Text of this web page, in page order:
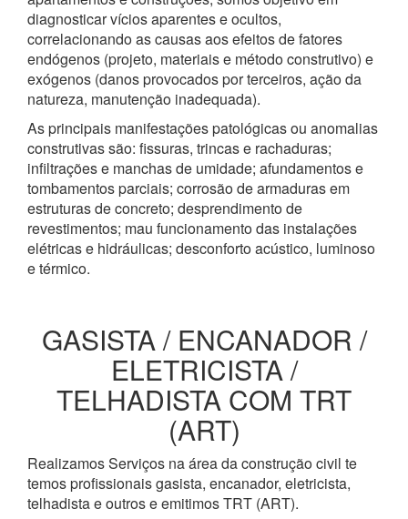
diagnosticar vícios aparentes e ocultos,
correlacionando as causas aos efeitos de fatores
endógenos (projeto, materiais e método construtivo) e
exógenos (danos provocados por terceiros, ação da
natureza, manutenção inadequada).
As principais manifestações patológicas ou anomalias
construtivas são: fissuras, trincas e rachaduras;
infiltrações e manchas de umidade; afundamentos e
tombamentos parciais; corrosão de armaduras em
estruturas de concreto; desprendimento de
revestimentos; mau funcionamento das instalações
elétricas e hidráulicas; desconforto acústico, luminoso
e térmico.
GASISTA / ENCANADOR /
ELETRICISTA /
TELHADISTA COM TRT
(ART)
Realizamos Serviços na área da construção civil te
temos profissionais gasista, encanador, eletricista,
telhadista e outros e emitimos TRT (ART).